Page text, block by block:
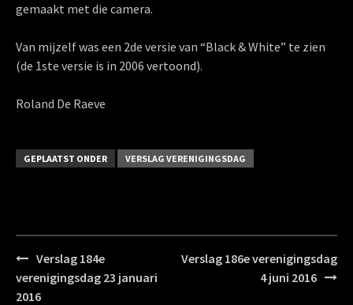
gemaakt met die camera.
Van mijzelf was een 2de versie van “Black & White” te zien
(de 1ste versie is in 2006 vertoond).
Roland De Raeve
GEPLAATST ONDER VERSLAG VERENIGINGSDAG
Bericht
navigatie
Verslag 184e
verenigingsdag 23 januari
2016
Verslag 186e verenigingsdag
4 juni 2016